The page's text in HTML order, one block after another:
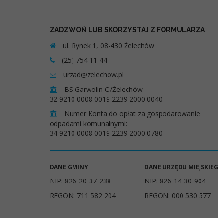
ZADZWOŃ LUB SKORZYSTAJ Z FORMULARZA
ul. Rynek 1, 08-430 Żelechów
(25) 754 11 44
urzad@zelechow.pl
BS Garwolin O/Żelechów
32 9210 0008 0019 2239 2000 0040
Numer Konta do opłat za gospodarowanie
odpadami komunalnymi:
34 9210 0008 0019 2239 2000 0780
DANE GMINY
NIP: 826-20-37-238
REGON: 711 582 204
DANE URZĘDU
NIP: 826-14-30-904
REGON: 000 530 577